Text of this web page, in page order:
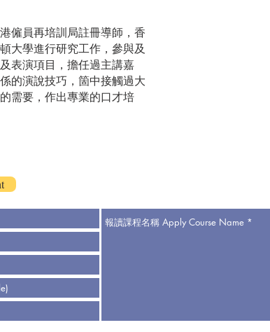
僱員再培訓局註冊導師，香
大學進行研究工作，參與及
表演項目，擔任過主講嘉
的演說技巧，箇中接觸過大
需要，作出專業的口才培